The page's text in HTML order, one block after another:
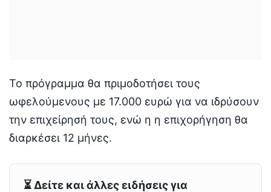
Το πρόγραμμα θα πριμοδοτήσει τους
ωφελούμενους με 17.000 ευρώ για να ιδρύσουν
την επιχείρησή τους, ενώ η η επιχορήγηση θα
διαρκέσει 12 μήνες.
⏳ Δείτε και άλλες ειδήσεις για